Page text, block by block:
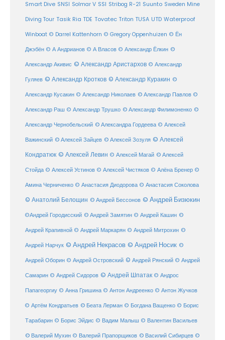
Smart Dive SNSI Solmar V SSI Stribog R-21 Suunto Sweden Mine
Diving Tour Tasik Ria TDE Tovatec Triton TUSA UTD Waterproof
Winboat © Darrel Kattenhorn © Gregory Oppenhuizen © Ён
Джэбён © А Андрианов © А Власов © Александр Ёлкин ©
Александр Акивис © Александр Аристархов © Александр
Гуляев © Александр Кротков © Александр Куракин ©
Александр Кусакин © Александр Николаев © Александр Павлов ©
Александр Раш © Александр Трушко © Александр Филимоненко ©
Александр Чернобельский © Александра Гордеева © Алексей
Важинский © Алексей Зайцев © Алексей Зозуля © Алексей
Кондратюк © Алексей Левин © Алексей Магай © Алексей
Стойда © Алексей Устинов © Алексей Чистяков © Алёна Бренер ©
Амина Черниченко © Анастасия Диодорова © Анастасия Соколова
© Анатолий Белощин © Андрей Бессонов © Андрей Бизюкин
©Андрей Городисский © Андрей Замятин © Андрей Кашин ©
Андрей Крапивной © Андрей Маркарян © Андрей Митрохин ©
Андрей Нарчук © Андрей Некрасов © Андрей Носик ©
Андрей Оборин © Андрей Островский © Андрей Рянский © Андрей
Самарин © Андрей Сидоров © Андрей Шпатак © Андрос
Папагеоргиу © Анна Гришина © Антон Андреенко © Антон Жучков
© Артём Кондратьев © Беата Лерман © Богдана Ващенко © Борис
Тарабарин © Борис Эйдис © Вадим Малыш © Валентин Васильев
© Валерий Мухин © Валерий Прапорщиков © Василий Сибирцев ©